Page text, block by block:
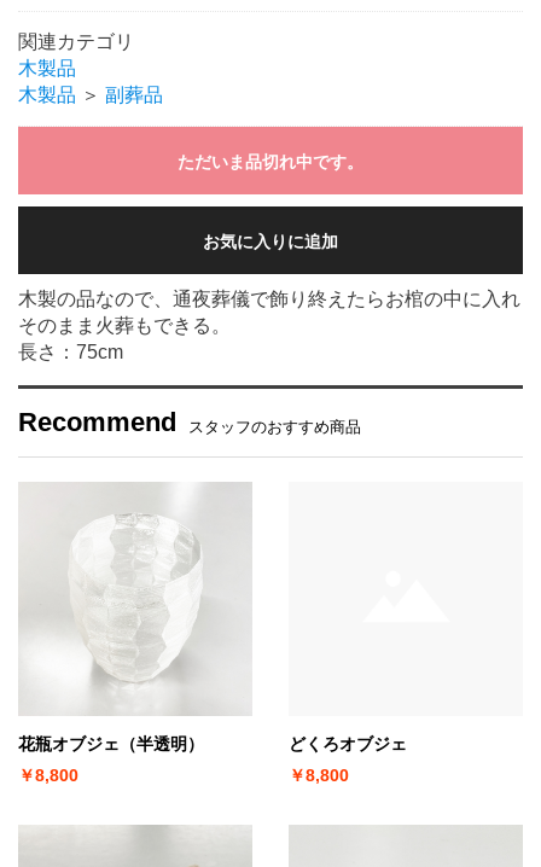
関連カテゴリ
木製品
木製品 ＞ 副葬品
ただいま品切れ中です。
お買い物を続ける
お気に入りに追加
木製の品なので、通夜葬儀で飾り終えたらお棺の中に入れ
そのまま火葬もできる。
長さ：75cm
Recommend スタッフのおすすめ商品
花瓶オブジェ（半透明）
￥8,800
どくろオブジェ
￥8,800